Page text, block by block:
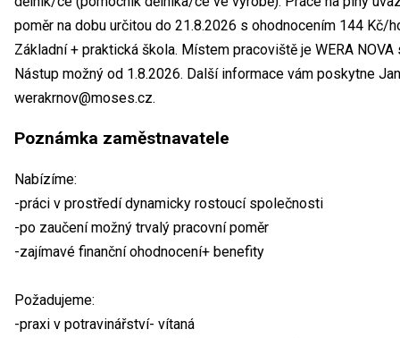
poměr na dobu určitou do 21.8.2026 s ohodnocením 144 Kč/
Základní + praktická škola. Místem pracoviště je WERA
Nástup možný od 1.8.2026. Další informace vám poskytne
werakrnov@moses.cz.
Poznámka zaměstnavatele
Nabízíme:
-práci v prostředí dynamicky rostoucí společnosti
-po zaučení možný trvalý pracovní poměr
-zajímavé finanční ohodnocení+ benefity
Požadujeme:
-praxi v potravinářství- vítaná